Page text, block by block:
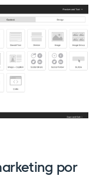
por